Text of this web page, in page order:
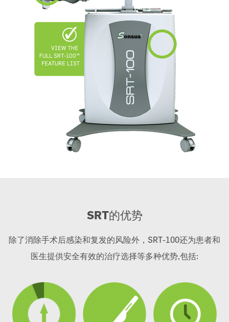
SRT的优势
除了消除手术后感染和复发的风险外，SRT-100还为患者和
医生提供安全有效的治疗选择等多种优势,包括: